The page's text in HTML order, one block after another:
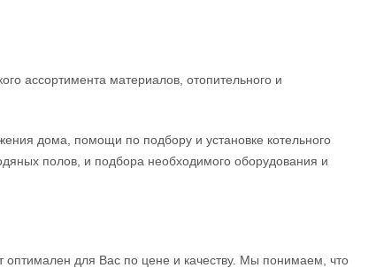
ассортимента материалов, отопительного и
дома, помощи по подбору и установке котельного
полов, и подбора необходимого оборудования и
оптимален для Вас по цене и качеству. Мы понимаем, что